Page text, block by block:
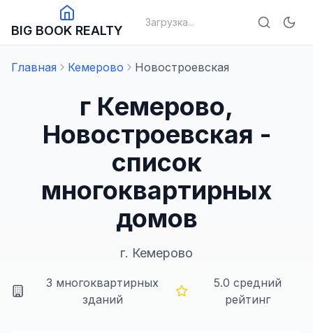
BIG BOOK REALTY
Загрузка...
Главная Кемерово Новостроевская
г Кемерово,
Новостроевская -
список
многоквартирных
домов
г. Кемерово
3 многоквартирных
зданий
5.0 средний
рейтинг